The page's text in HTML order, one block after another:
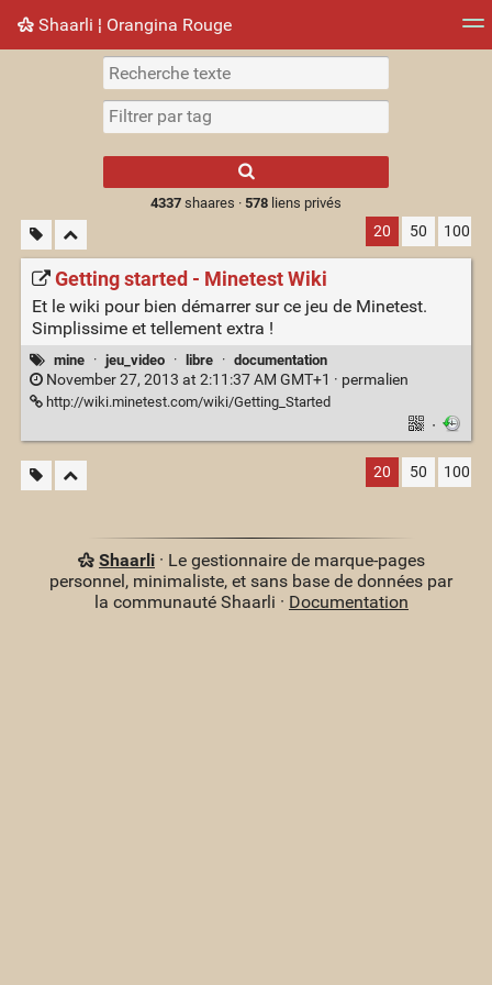
Shaarli ¦ Orangina Rouge
Nuage de tags Mur d'images
results.
4337shaares · 578liens privés
20 50 100
Getting started - Minetest Wiki
Et le wiki pour bien démarrer sur ce jeu de Minetest.
Simplissime et tellement extra !
mine · jeu_video · libre · documentation
November 27, 2013 at 2:11:37 AM GMT+1 · permalien
http://wiki.minetest.com/wiki/Getting_Started
·
20 50 100
Shaarli· Le gestionnaire de marque-pages
personnel, minimaliste, et sans base de données par
la communauté Shaarli · Documentation